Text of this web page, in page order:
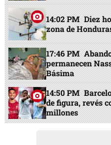
14:02 PM Diez
zona de
17:46 PM
permanecen
Básima
14:50 PM
de figura, revés
millones